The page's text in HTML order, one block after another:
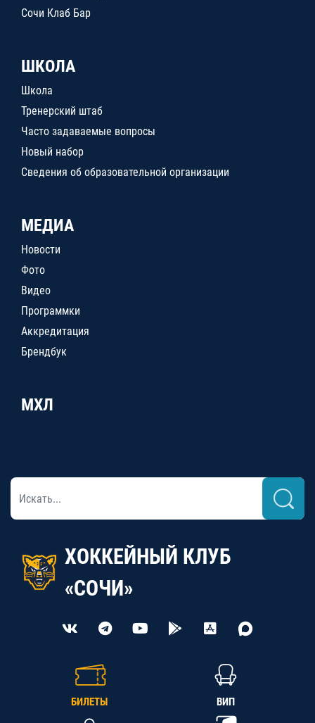
Сочи Клаб Бар
ШКОЛА
Школа
Тренерский штаб
Часто задаваемые вопросы
Новый набор
Сведения об образовательной организации
МЕДИА
Новости
Фото
Видео
Программки
Аккредитация
Брендбук
МХЛ
ХОККЕЙНЫЙ КЛУБ
«СОЧИ»
БИЛЕТЫ ВИП